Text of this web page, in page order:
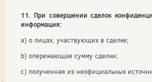
11. При совершении сделок
информация:
a) о лицах, участвующих в сделке;
b) опережающая сумму сделки;
c) полученная из неофициальных